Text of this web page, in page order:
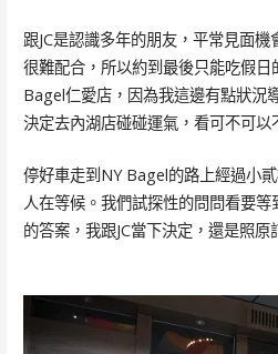
跟JC是認識多年的朋友，平常見面
很難配合，所以約到最後只能吃假
Bagel仁愛店，因為我這邊有點狀況
決定去內湖店碰碰運氣，看可不可
停好車走到NY Bagel的路上經過小
人在等候。我們試探性的問問看要等
的答案，我跟JC當下決定，還是照原